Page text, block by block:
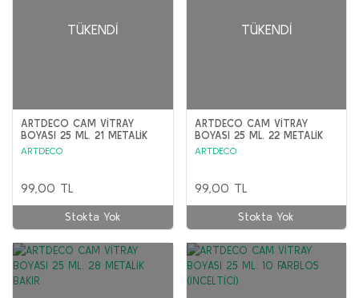
TÜKENDI
ARTDECO CAM VİTRAY
BOYASI 25 ML. 21 METALİK
ALTIN
ARTDECO
99,00 TL
Stokta Yok
TÜKENDI
ARTDECO CAM VİTRAY
BOYASI 25 ML. 22 METALİK
GÜMÜŞ
ARTDECO
99,00 TL
Stokta Yok